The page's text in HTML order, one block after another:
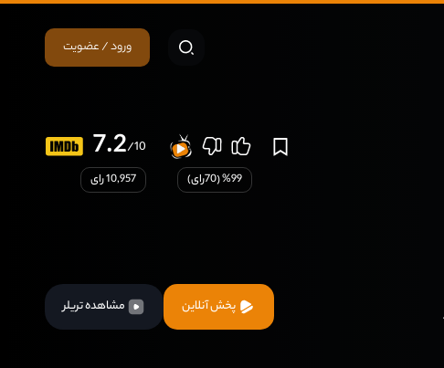
ورود / عضویت
7.2/10
10,957 رای 99
% (
70رای)
پخش آنلاین مشاهده تریلر